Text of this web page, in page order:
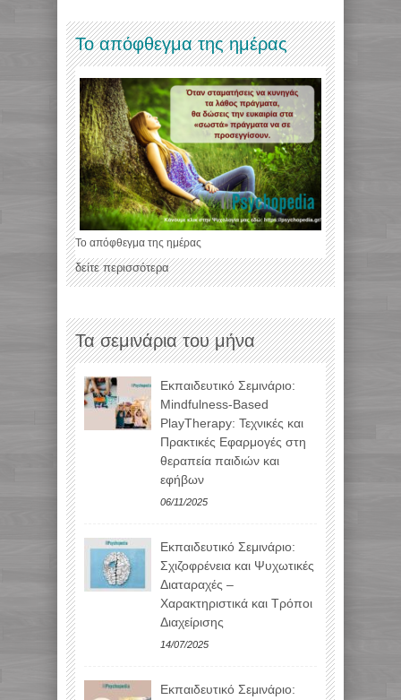
Το απόφθεγμα της ημέρας
Το απόφθεγμα της ημέρας
δείτε περισσότερα
Τα σεμινάρια του μήνα
Εκπαιδευτικό Σεμινάριο:
Mindfulness-Based
PlayTherapy: Τεχνικές και
Πρακτικές Εφαρμογές στη
θεραπεία παιδιών και
εφήβων
06/11/2025
Εκπαιδευτικό Σεμινάριο:
Σχιζοφρένεια και Ψυχωτικές
Διαταραχές –
Χαρακτηριστικά και Τρόποι
Διαχείρισης
14/07/2025
Εκπαιδευτικό Σεμινάριο: